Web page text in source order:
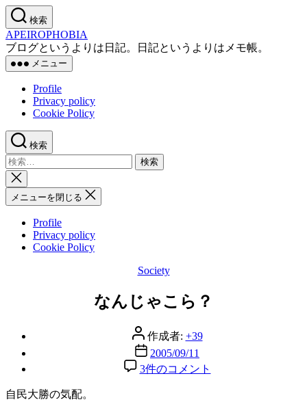
コ
ン
テ
ン
ツ
プ
検索
APEIROPHOBIA
ブログというよりは日記。日記というよりはメモ帳。
メニュー
Profile
Privacy policy
Cookie Policy
検索
検
索
対
象:
検
索
を
メニューを閉じる
Profile
Privacy policy
Cookie Policy
カ
ゴ
Society
なんじゃこら？
投
稿
者
作成者: +39
投
稿
2005/09/11
な
3件のコメント
自民大勝の気配。